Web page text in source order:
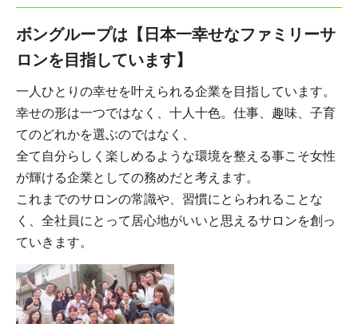
ボングループは【日本一幸せなファミリーサ
ロンを目指しています】
一人ひとりの幸せを叶えられる企業を目指しています。
幸せの形は一つではなく、十人十色。仕事、趣味、子育
てのどれかを選ぶのではなく、
全て自分らしく楽しめるような環境を整える事こそ女性
が輝ける企業としての務めだと考えます。
これまでのサロンの常識や、習慣にとらわれることな
く、全社員にとって居心地がいいと思えるサロンを創っ
ていきます。